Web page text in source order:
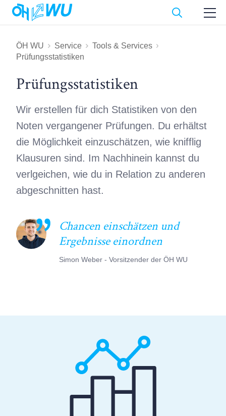
ÖH WU Service
Tools & Services
Prüfungsstatistiken
Prüfungs­statistiken
Wir erstellen für dich Statistiken von den
Noten vergangener Prüfungen. Du erhältst
die Möglichkeit einzuschätzen, wie knifflig
Klausuren sind. Im Nachhinein kannst du
verlgeichen, wie du in Relation zu anderen
abgeschnitten hast.
Chancen einschätzen und
Ergebnisse einordnen
Simon Weber - Vorsitzender der ÖH WU